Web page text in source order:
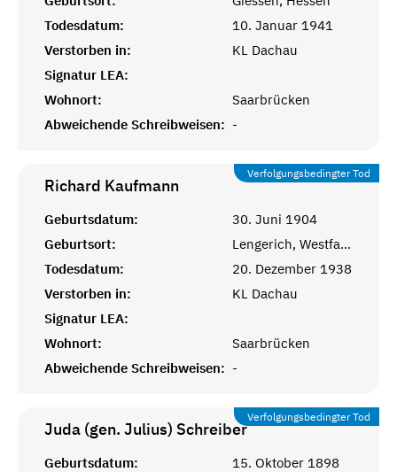
Todesdatum:
10. Januar 1941
Verstorben in:
KL Dachau
Signatur LEA:
Wohnort:
Saarbrücken
Abweichende Schreibweisen: -
Verfolgungsbedingter Tod
Richard Kaufmann
Geburtsdatum:
30. Juni 1904
Geburtsort:
Lengerich, Westfalen
Todesdatum:
20. Dezember 1938
Verstorben in:
KL Dachau
Signatur LEA:
Wohnort:
Saarbrücken
Abweichende Schreibweisen: -
Verfolgungsbedingter Tod
Juda (gen. Julius) Schreiber
Geburtsdatum:
15. Oktober 1898